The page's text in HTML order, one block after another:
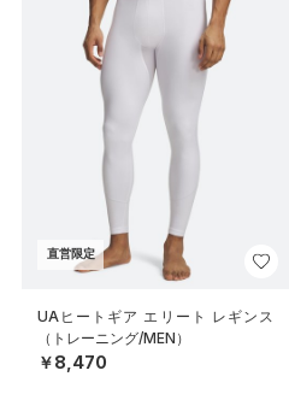
直営限定
UAヒートギア エリート レギンス
（トレーニング/MEN）
￥8,470